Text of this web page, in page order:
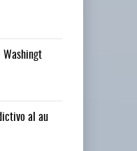
05 AGO 2026
Washingt
al au